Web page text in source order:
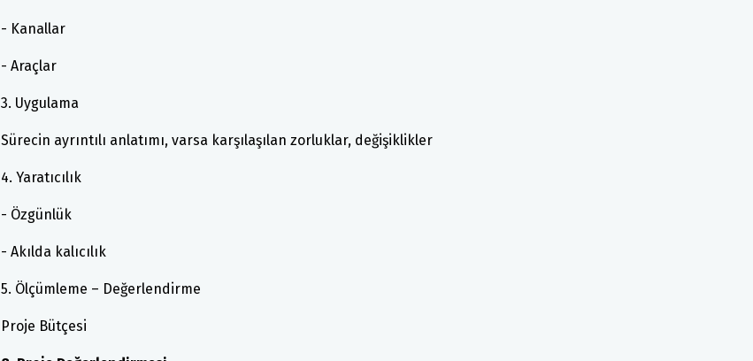
- Kanallar
- Araçlar
3. Uygulama
Sürecin ayrıntılı anlatımı, varsa karşılaşılan zorluklar, değişiklikler
4. Yaratıcılık
- Özgünlük
- Akılda kalıcılık
5. Ölçümleme – Değerlendirme
Proje Bütçesi